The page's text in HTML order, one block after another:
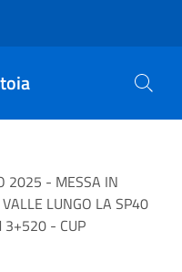
2025 - MESSA IN
LUNGO LA SP40
3+520 - CUP